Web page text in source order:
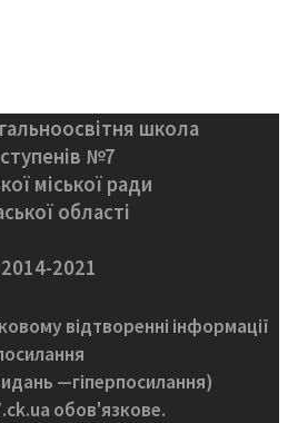
школа
ступенів №7
міської ради
області
2021
відтворенні інформації
—гіперпосилання)
обов'язкове.